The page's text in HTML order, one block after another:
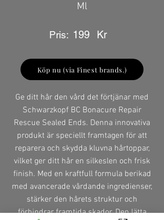
Ml
Pris: 199 Kr
Köp nu (via Finest brands.)
Ge ditt hår den vård det förtjänar med
Schwarzkopf BC Bonacure Repair
Rescue Sealed Ends. Denna innovativa
produkt är speciellt framtagen för att
reparera och skydda kluvna hårtoppar,
vilket ger ditt hår en silkeslen och frisk
finish. Med en kraftfull formula berikad
med avancerade vårdande ingredienser,
stärker den hårets struktur och
förhindrar framtida skador. Den lätta